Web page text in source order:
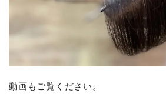
動画もご覧ください。